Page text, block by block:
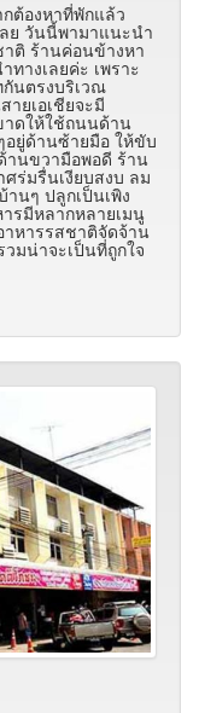
ต้องหาที่พักแล้ว
ลย วันนี้พามาแนะนำ
ติ ร้านค่อนข้างหา
ทางเลยค่ะ เพราะ
นตรงบริเวณ
ยเอเชียจะมี
ดให้ใช้ถนนด้าน
อยู่ด้านซ้ายมือ ให้ขับ
านขวามือพอดี ร้าน
ร่มรื่นเงียบสงบ ลม
นๆ ปลูกเป็นเพิง
รมีหลากหลายเมนู
หารรสชาติจัดจ้าน
มน่าจะเป็นที่ถูกใจ